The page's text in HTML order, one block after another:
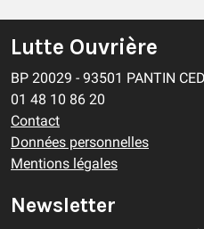
Lutte Ouvrière
BP 20029 - 93501 PANTIN
01 48 10 86 20
Contact
Données personnelles
Mentions légales
Newsletter